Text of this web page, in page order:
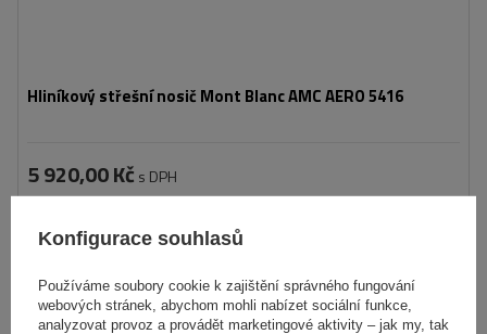
Hliníkový střešní nosič Mont Blanc AMC AERO 5416
5 920,00 Kč s DPH
Již nyní zašleme11. srpna
do
košíku
Konfigurace souhlasů
Používáme soubory cookie k zajištění správného fungování
webových stránek, abychom mohli nabízet sociální funkce,
analyzovat provoz a provádět marketingové aktivity – jak my, tak